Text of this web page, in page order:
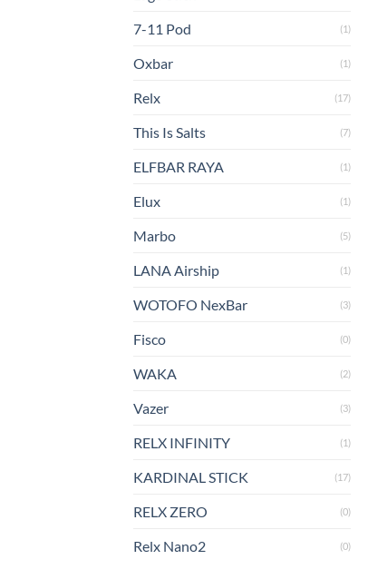
7-11 Pod (1)
Oxbar (1)
Relx (17)
This Is Salts (7)
ELFBAR RAYA (1)
Elux (1)
Marbo (5)
LANA Airship (1)
WOTOFO NexBar (3)
Fisco (0)
WAKA (2)
Vazer (3)
RELX INFINITY (1)
KARDINAL STICK (17)
RELX ZERO (0)
Relx Nano2 (0)